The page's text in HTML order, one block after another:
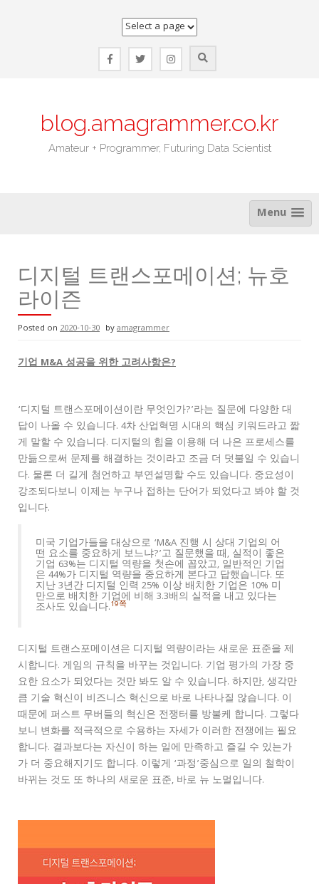
blog.amagrammer.co.kr
Amateur + Programmer, Futuring Data Scientist
Menu
디지털 트랜스포메이션; 뉴호
라이즌
Posted on 2020-10-30 byamagrammer
기업 M&A 성공을 위한 고려사항은?
‘디지털 트랜스포메이션이란 무엇인가?’라는 질문에 다양한 대
답이 나올 수 있습니다. 4차 산업혁명 시대의 핵심 키워드라고 짧
게 말할 수 있습니다. 디지털의 힘을 이용해 더 나은 프로세스를
만듦으로써 문제를 해결하는 것이라고 조금 더 덧불일 수 있습니
다. 물론 더 길게 첨언하고 부연설명할 수도 있습니다. 중요성이
강조되다보니 이제는 누구나 접하는 단어가 되었다고 봐야 할 것
입니다.
미국 기업가들을 대상으로 ‘M&A 진행 시 상대 기업의 어
떤 요소를 중요하게 보느냐?’고 질문했을 때, 실적이 좋은
기업 63%는 디지털 역량을 첫손에 꼽았고, 일반적인 기업
은 44%가 디지털 역량을 중요하게 본다고 답했습니다. 또
지난 3년간 디지털 인력 25% 이상 배치한 기업은 10% 미
만으로 배치한 기업에 비해 3.3배의 실적을 내고 있다는
조사도 있습니다.19쪽
디지털 트랜스포메이션은 디지털 역량이라는 새로운 표준을 제
시합니다. 게임의 규칙을 바꾸는 것입니다. 기업 평가의 가장 중
요한 요소가 되었다는 것만 봐도 알 수 있습니다. 하지만, 생각만
큼 기술 혁신이 비즈니스 혁신으로 바로 나타나질 않습니다. 이
때문에 퍼스트 무버들의 혁신은 전쟁터를 방불케 합니다. 그렇다
보니 변화를 적극적으로 수용하는 자세가 이러한 전쟁에는 필요
합니다. 결과보다는 자신이 하는 일에 만족하고 즐길 수 있는가
가 더 중요해지기도 합니다. 이렇게 ‘과정’중심으로 일의 철학이
바뀌는 것도 또 하나의 새로운 표준, 바로 뉴 노멀입니다.